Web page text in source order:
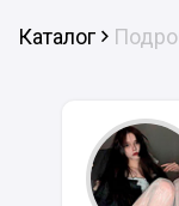
Каталог